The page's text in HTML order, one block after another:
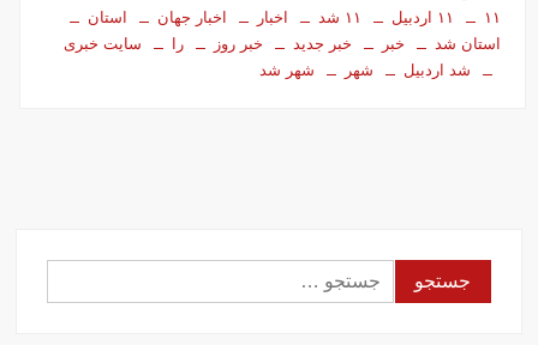
۱۱ ۱۱ اردبیل ۱۱ شد اخبار اخبار جهان
استان
استان شد
خبر خبر جدید خبر روز را
سایت خبری
شد اردبیل
شهر شهر شد
جستجو
برای: